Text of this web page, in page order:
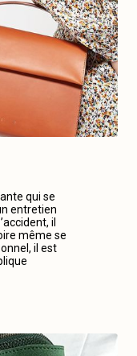
qui se
entretien
il
même se
il est